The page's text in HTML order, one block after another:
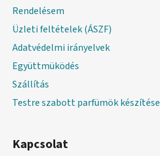
Rendelésem
Üzleti feltételek (ÁSZF)
Adatvédelmi irányelvek
Együttmüködés
Szállítás
Testre szabott parfümök készítése
Kapcsolat